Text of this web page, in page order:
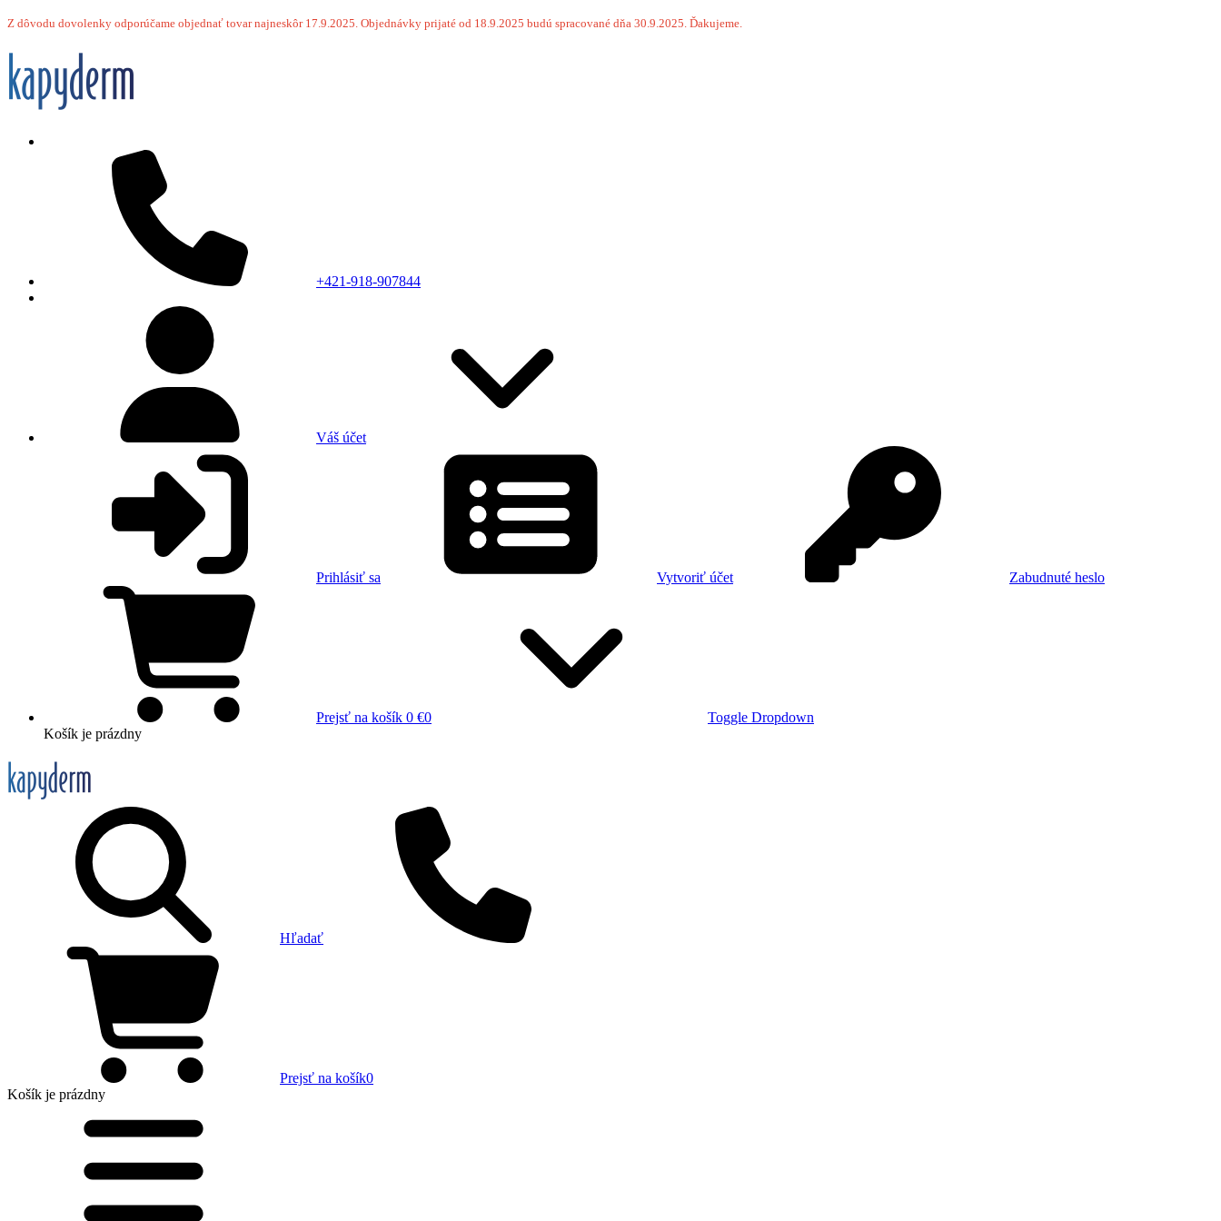
Z dôvodu dovolenky odporúčame objednať tovar najneskôr 17.9.2025. Objednávky prijaté od 18.9.2025 budú spracované dňa 30.9.2025. Ďakujeme.
+421-918-907844
Váš účet
Prihlásiť sa Vytvoriť účet Zabudnuté heslo
Prejsť na košík 0 €0
Toggle Dropdown
Košík je prázdny
Hľadať
Prejsť na košík0
Košík je prázdny